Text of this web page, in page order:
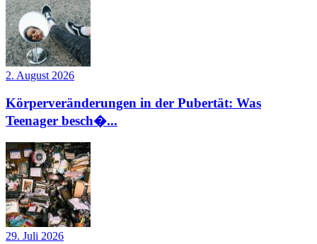
2. August 2026
Körperveränderungen in der Pubertät: Was
Teenager besch�...
29. Juli 2026